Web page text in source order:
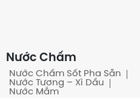
Có bán theo
không?
Nước Chấm
Nước Chấm Sốt Pha Sẵn
Nước Tương – Xì Dầu
Nước Mắm